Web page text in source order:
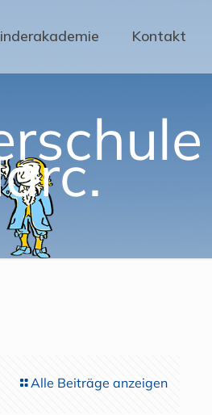
Kontakt
Alle Beiträge anzeigen